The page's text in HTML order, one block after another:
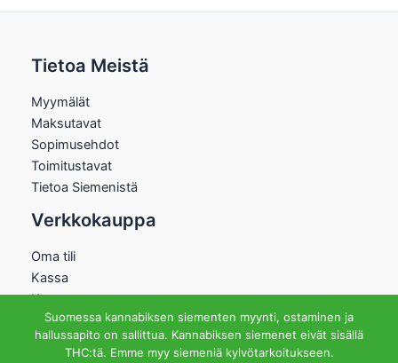
Tietoa Meistä
Myymälät
Maksutavat
Sopimusehdot
Toimitustavat
Tietoa Siemenistä
Verkkokauppa
Oma tili
Kassa
Kauppa
Ostoskori
Helsingin Myymälä
Suomessa kannabiksen siementen myynti, ostaminen ja
hallussapito on sallittua. Kannabiksen siemenet eivät sisällä
THC:tä. Emme myy siemeniä kylvötarkoitukseen.